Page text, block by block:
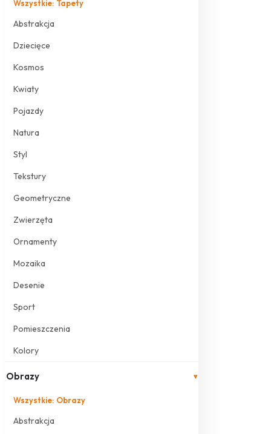
Wszystkie: Tapety
Abstrakcja
Dziecięce
Kosmos
Kwiaty
Pojazdy
Natura
Styl
Tekstury
Geometryczne
Zwierzęta
Ornamenty
Mozaika
Desenie
Sport
Pomieszczenia
Kolory
Obrazy ▾
Wszystkie: Obrazy
Abstrakcja